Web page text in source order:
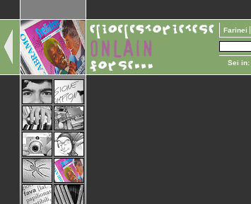
Sei in:
Farinei